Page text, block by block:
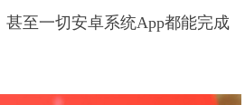
至一切安卓系统App都能完成